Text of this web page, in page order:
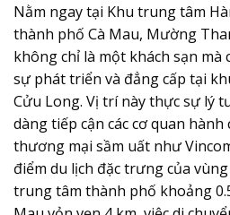
Nằm ngay tại Khu trung tâm
thành phố Cà Mau, Mường
không chỉ là một khách sạn mà
sự phát triển và đẳng cấp tại
Cửu Long. Vị trí này thực sự lý
dàng tiếp cận các cơ quan
thương mại sầm uất như
điểm du lịch đặc trưng của vùng
trung tâm thành phố khoảng